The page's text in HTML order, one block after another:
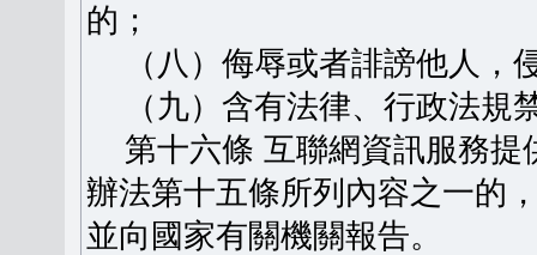
的；
（八）侮辱或者誹謗他人，
（九）含有法律、行政法規
第十六條 互聯網資訊服務提
辦法第十五條所列內容之一的
並向國家有關機關報告。